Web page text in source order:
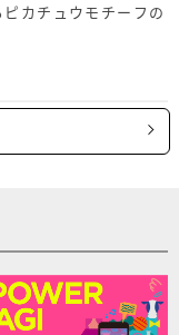
カチュウモチーフの